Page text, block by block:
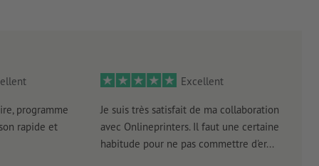
programme
rapide et
Excellent
Je suis très satisfait de ma collaboration
avec Onlineprinters. Il faut une certaine
habitude pour ne pas commettre d'er...